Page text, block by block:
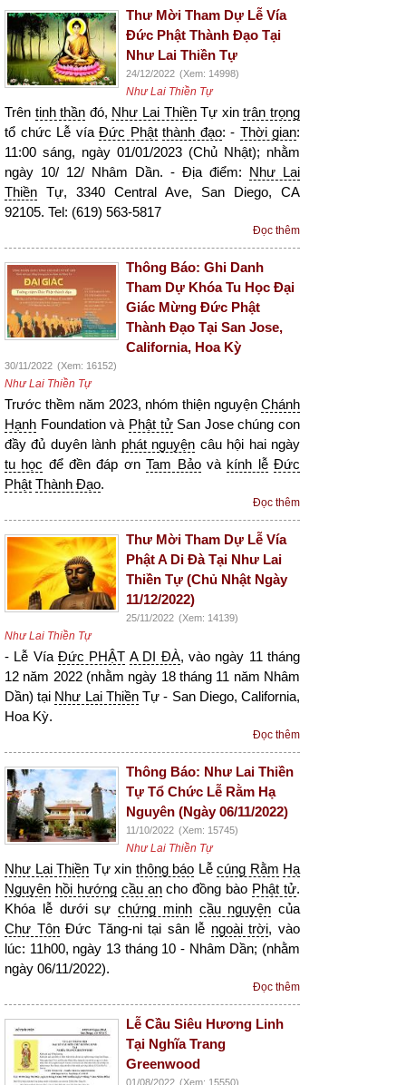
Thư Mời Tham Dự Lễ Vía
Đức Phật Thành Đạo Tại
Như Lai Thiền Tự
24/12/2022 (Xem: 14998)
Như Lai Thiền Tự
Trên tinh thần đó, Như Lai ThiềnTự xintrân trọng
tổ chức Lễ vía Đức Phật thành đạo: - Thời gian:
11:00 sáng, ngày 01/01/2023 (Chủ Nhật); nhằm
ngày 10/ 12/ Nhâm Dần. - Địa điểm: Như Lai
Thiền Tự, 3340 Central Ave, San Diego, CA
92105. Tel: (619) 563-5817
Đọc thêm
Thông Báo: Ghi Danh
Tham Dự Khóa Tu Học Đại
Giác Mừng Đức Phật
Thành Đạo Tại San Jose,
California, Hoa Kỳ
30/11/2022 (Xem: 16152)
Như Lai Thiền Tự
Trước thềm năm 2023, nhóm thiện nguyện Chánh
Hạnh Foundation và Phật tửSan Jose chúng con
đầy đủ duyên lành phát nguyện câu hội hai ngày
tu học để đền đáp ơnTam Bảovà kính lễ Đức
Phật Thành Đạo.
Đọc thêm
Thư Mời Tham Dự Lễ Vía
Phật A Di Đà Tại Như Lai
Thiền Tự (Chủ Nhật Ngày
11/12/2022)
25/11/2022 (Xem: 14139)
Như Lai Thiền Tự
- Lễ VíaĐức PHẬT A DI ĐÀ, vào ngày 11 tháng
12 năm 2022 (nhằm ngày 18 tháng 11 năm Nhâm
Dần) tại Như Lai ThiềnTự - San Diego, California,
Hoa Kỳ.
Đọc thêm
Thông Báo: Như Lai Thiền
Tự Tổ Chức Lễ Rằm Hạ
Nguyên (Ngày 06/11/2022)
11/10/2022 (Xem: 15745)
Như Lai Thiền Tự
Như Lai Thiền Tự xin thông báo Lễ cúng Rằm Hạ
Nguyên hồi hướng cầu ancho đồng bào Phật tử.
Khóa lễ dưới sự chứng minh cầu nguyện của
Chư TônĐức Tăng-ni tại sân lễ ngoài trời, vào
lúc: 11h00, ngày 13 tháng 10 - Nhâm Dần; (nhằm
ngày 06/11/2022).
Đọc thêm
Lễ Cầu Siêu Hương Linh
Tại Nghĩa Trang
Greenwood
01/08/2022 (Xem: 15550)